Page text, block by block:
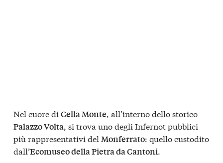
Nel cuore di Cella Monte, all’interno dello storico
Palazzo Volta, si trova uno degli Infernot pubblici
più rappresentativi del Monferrato: quello custodito
dall’Ecomuseo della Pietra da Cantoni.